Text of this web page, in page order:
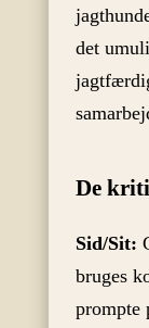
det
De
Sid/Sit:
bruges
prompte